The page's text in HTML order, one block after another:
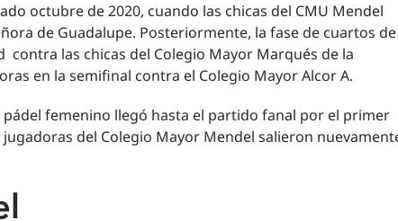
octubre de 2020, cuando las chicas del CMU Mendel
de Guadalupe. Posteriormente, la fase de cuartos de
las chicas del Colegio Mayor Marqués de la
en la semifinal contra el Colegio Mayor Alcor A.
femenino llegó hasta el partido fanal por el primer
del Colegio Mayor Mendel salieron